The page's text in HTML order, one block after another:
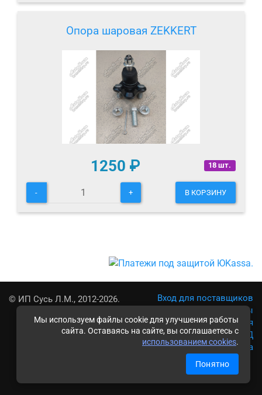
Мы используем файлы cookie для улучшения работы
сайта. Оставаясь на сайте, вы соглашаетесь с
использованием cookies.
Понятно
Опора шаровая ZEKKERT
18 шт.
1250 ₽
- + В КОРЗИНУ
© ИП Сусь Л.М., 2012-2026.
Вход для поставщиков
Реквизиты
Условия использования
Политика обработки ПД
Карта сайта